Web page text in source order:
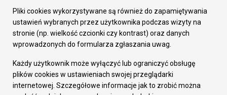
Gospodarka
Fundusze europejskie
Środki krajowe
Oferty inwestycyjne
Pozostałe
Deklaracja dostępności
Dane osobowe
Pliki cookies wykorzystywane są również do zapamiętywania
ustawień wybranych przez użytkownika podczas wizyty na
stronie (np. wielkość czcionki czy kontrast) oraz danych
wprowadzonych do formularza zgłaszania uwag.
Każdy użytkownik może wyłączyć lub ograniczyć obsługę
plików cookies w ustawieniach swojej przeglądarki
internetowej. Szczegółowe informacje jak to zrobić można